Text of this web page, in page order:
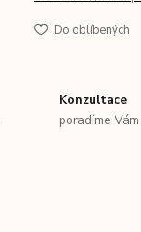
Do oblíbených
Konzultace
poradíme